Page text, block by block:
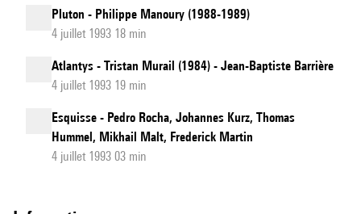
Pluton - Philippe Manoury (1988-1989)
4 juillet 1993 18 min
Atlantys - Tristan Murail (1984) - Jean-Baptiste Barrière
4 juillet 1993 19 min
Esquisse - Pedro Rocha, Johannes Kurz, Thomas
Hummel, Mikhail Malt, Frederick Martin
4 juillet 1993 03 min